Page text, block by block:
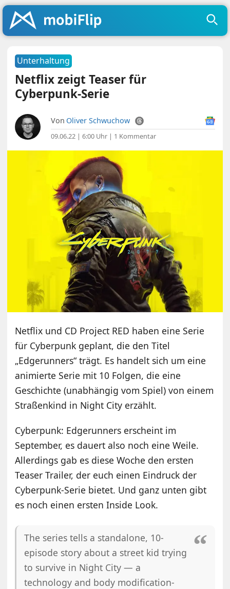
Unterhaltung
Netflix zeigt Teaser für
Cyberpunk-Serie
Von Oliver Schwuchow
09.06.22 | 6:00 Uhr | 1 Kommentar
Netflix und CD Project RED haben eine Serie
für Cyberpunk geplant, die den Titel
„Edgerunners“ trägt. Es handelt sich um eine
animierte Serie mit 10 Folgen, die eine
Geschichte (unabhängig vom Spiel) von einem
Straßenkind in Night City erzählt.
Cyberpunk: Edgerunners erscheint im
September, es dauert also noch eine Weile.
Allerdings gab es diese Woche den ersten
Teaser Trailer, der euch einen Eindruck der
Cyberpunk-Serie bietet. Und ganz unten gibt
es noch einen ersten Inside Look.
The series tells a standalone, 10-
episode story about a street kid trying
to survive in Night City — a
technology and body modification-